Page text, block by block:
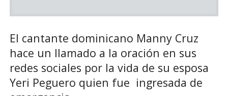
El cantante dominicano Manny Cruz
hace un llamado a la oración en sus
redes sociales por la vida de su esposa
Yeri Peguero quien fue ingresada de